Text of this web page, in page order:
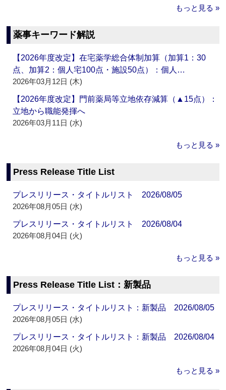
もっと見る »
薬事キーワード解説
【2026年度改定】在宅薬学総合体制加算（加算1：30
点、加算2：個人宅100点・施設50点）：個人…
2026年03月12日 (木)
【2026年度改定】門前薬局等立地依存減算（▲15点）：
立地から職能発揮へ
2026年03月11日 (水)
もっと見る »
Press Release Title List
プレスリリース・タイトルリスト 2026/08/05
2026年08月05日 (水)
プレスリリース・タイトルリスト 2026/08/04
2026年08月04日 (火)
もっと見る »
Press Release Title List：新製品
プレスリリース・タイトルリスト：新製品 2026/08/05
2026年08月05日 (水)
プレスリリース・タイトルリスト：新製品 2026/08/04
2026年08月04日 (火)
もっと見る »